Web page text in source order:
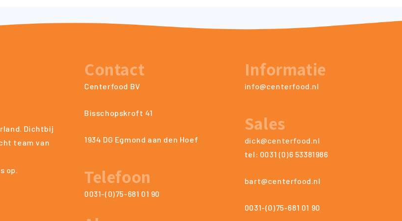
Dichtbij
team van
op.
Contact
Centerfood BV
Bisschopskroft 41
1934 DG Egmond aan den Hoef
Telefoon
0031-(0)75-681 01 90
Informatie
info@centerfood.nl
Sales
dick@centerfood.nl
tel: 0031 (0)6 53381986
bart@centerfood.nl
0031-(0)75-681 01 90